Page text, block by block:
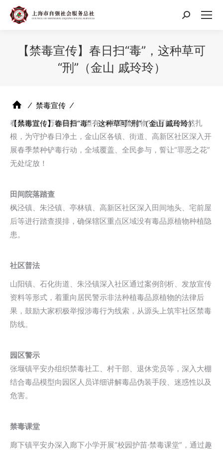
搜
【禁毒宣传】春日扫“毒”，这种草可
“刑”（金山 戚玲玲）
⁄ 禁毒宣传 ⁄
【禁毒宣传】春日扫“毒”，这种草可“刑”（金山 戚玲玲）
春风拂过，万物萌新，但有一种“危险植物”也可能在悄然扎
根，为守护春日净土，金山区各镇、街道、高新区社区深入开
展春季禁种铲毒行动，全域覆盖、全民参与，誓让“罪恶之花”
无处绽放！
田间院落踏查
枫泾镇、朱泾镇、亭林镇、高新区社区深入田间地头、宅前屋
后等进行踏查摸排，确保辖区重点区域没有毒品原植物种植隐
患。
社区普法
山阳镇、石化街道、朱泾镇深入社区通过案例剖析、发放宣传
资料等形式，着重向居民警示非法种植毒品原植物的法律后
果，鼓励大家积极举报涉毒行为线索，从源头上筑牢社区禁毒
防线。
园区警示
张堰镇平安办组织禁毒社工、村干部、退休党员等，深入大棚
结合毒品模型向园区人员详细讲解毒品伪装手段、迷惑性以及
危害。
禁毒课堂
廊下镇平安办深入廊下小学开展“校园护苗·禁毒课堂”，通过趣